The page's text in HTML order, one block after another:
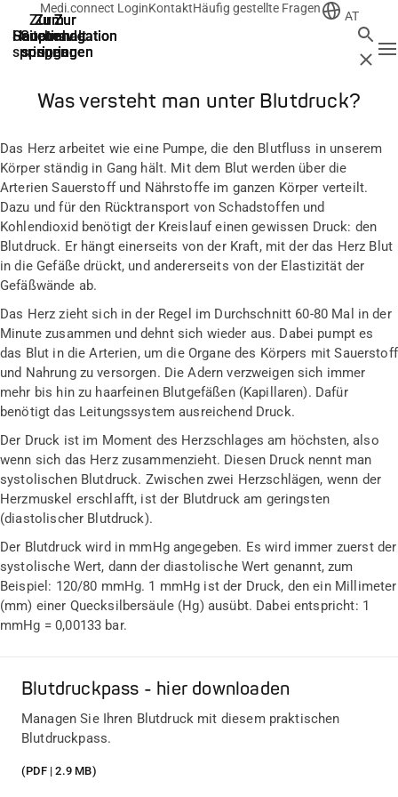
Zur
Suche
springen
Zur
Hauptnavigation
springen
Zur
Hauptnavigation
springen
Zum
Hauptinhalt
springen
Zum
Seitenende
springen
Medi.connect LoginKontaktHäufig gestellte Fragen
AT
Suche
Was versteht man unter Blutdruck?
Das Herz arbeitet wie eine Pumpe, die den Blutfluss in unserem
Körper ständig in Gang hält. Mit dem Blut werden über die
Arterien Sauerstoff und Nährstoffe im ganzen Körper verteilt.
Dazu und für den Rücktransport von Schadstoffen und
Kohlendioxid benötigt der Kreislauf einen gewissen Druck: den
Blutdruck. Er hängt einerseits von der Kraft, mit der das Herz Blut
in die Gefäße drückt, und andererseits von der Elastizität der
Gefäßwände ab.
Das Herz zieht sich in der Regel im Durchschnitt 60-80 Mal in der
Minute zusammen und dehnt sich wieder aus. Dabei pumpt es
das Blut in die Arterien, um die Organe des Körpers mit Sauerstoff
und Nahrung zu versorgen. Die Adern verzweigen sich immer
mehr bis hin zu haarfeinen Blutgefäßen (Kapillaren). Dafür
benötigt das Leitungssystem ausreichend Druck.
Der Druck ist im Moment des Herzschlages am höchsten, also
wenn sich das Herz zusammenzieht. Diesen Druck nennt man
systolischen Blutdruck. Zwischen zwei Herzschlägen, wenn der
Herzmuskel erschlafft, ist der Blutdruck am geringsten
(diastolischer Blutdruck).
Der Blutdruck wird in mmHg angegeben. Es wird immer zuerst der
systolische Wert, dann der diastolische Wert genannt, zum
Beispiel: 120/80 mmHg. 1 mmHg ist der Druck, den ein Millimeter
(mm) einer Quecksilbersäule (Hg) ausübt. Dabei entspricht: 1
mmHg = 0,00133 bar.
Blutdruckpass - hier downloaden
Managen Sie Ihren Blutdruck mit diesem praktischen
Blutdruckpass.
(PDF | 2.9 MB)